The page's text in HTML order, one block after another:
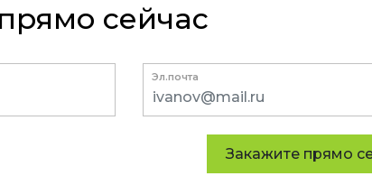
сейчас
Эл.почта
Закажите прямо